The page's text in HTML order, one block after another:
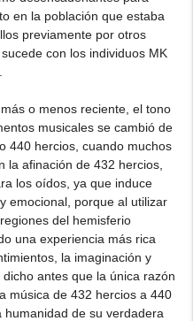
en la población que estaba
previamente por otros
con los individuos MK
o menos reciente, el tono
musicales se cambió de
440 hercios, cuando muchos
la afinación de 432 hercios,
los oídos, ya que induce
emocional, porque al utilizar
del hemisferio
una experiencia más rica
la imaginación y
antes que la única razón
música de 432 hercios a 440
de su verdadera